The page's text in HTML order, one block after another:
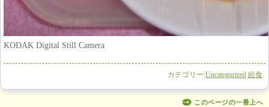
KODAK Digital Still Camera
カテゴリー:Uncategorized 給食
このページの一番上へ